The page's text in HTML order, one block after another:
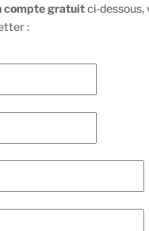
compte gratuitci-dessous,
: